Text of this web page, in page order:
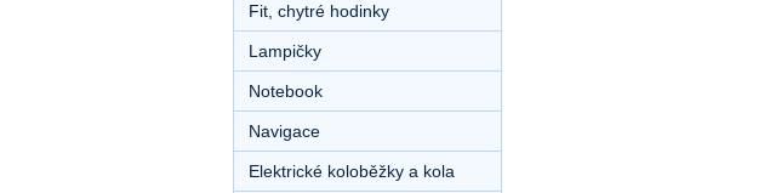
Fit, chytré hodinky
Lampičky
Notebook
Navigace
Elektrické koloběžky a kola